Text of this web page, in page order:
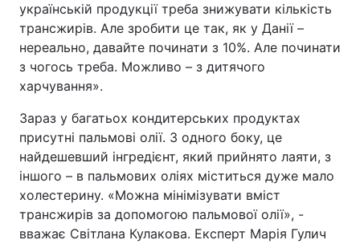
українській продукції треба знижувати кількість
трансжирів. Але зробити це так, як у Данії –
нереально, давайте починати з 10%. Але починати
з чогось треба. Можливо – з дитячого
харчування».
Зараз у багатьох кондитерських продуктах
присутні пальмові олії. З одного боку, це
найдешевший інгредієнт, який прийнято лаяти, з
іншого – в пальмових оліях міститься дуже мало
холестерину. «Можна мінімізувати вміст
трансжирів за допомогою пальмової олії», -
вважає Світлана Кулакова. Експерт Марія Гулич